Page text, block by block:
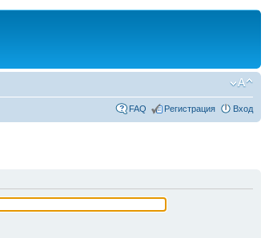
FAQ Регистрация Вход